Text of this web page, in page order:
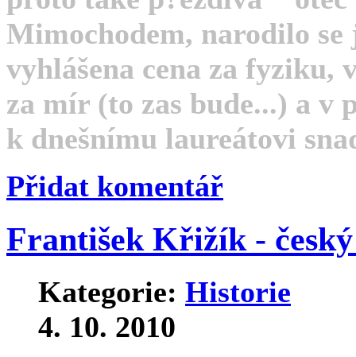
Mimochodem, narodilo
vyhlášena cena za fyziku,
za mír (to zas bude...) a v
k dnešnímu laureátovi
Přidat komentář
František Křižík -
Kategorie: Historie
4. 10. 2010